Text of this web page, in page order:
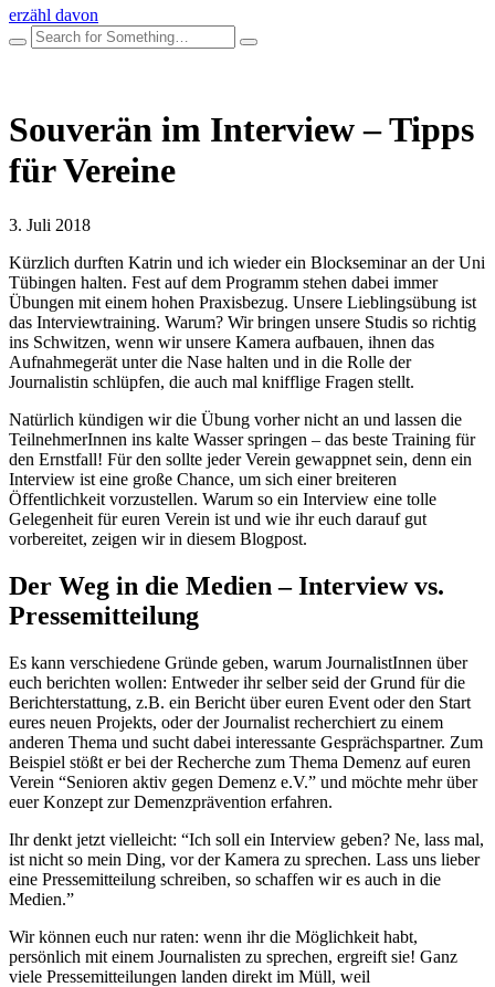
erzähl davon
Souverän im Interview – Tipps
für Vereine
3. Juli 2018
Kürzlich durften Katrin und ich wieder ein Blockseminar an der Uni
Tübingen halten. Fest auf dem Programm stehen dabei immer
Übungen mit einem hohen Praxisbezug. Unsere Lieblingsübung ist
das Interviewtraining. Warum? Wir bringen unsere Studis so richtig
ins Schwitzen, wenn wir unsere Kamera aufbauen, ihnen das
Aufnahmegerät unter die Nase halten und in die Rolle der
Journalistin schlüpfen, die auch mal knifflige Fragen stellt.
Natürlich kündigen wir die Übung vorher nicht an und lassen die
TeilnehmerInnen ins kalte Wasser springen – das beste Training für
den Ernstfall! Für den sollte jeder Verein gewappnet sein, denn ein
Interview ist eine große Chance, um sich einer breiteren
Öffentlichkeit vorzustellen. Warum so ein Interview eine tolle
Gelegenheit für euren Verein ist und wie ihr euch darauf gut
vorbereitet, zeigen wir in diesem Blogpost.
Der Weg in die Medien – Interview vs.
Pressemitteilung
Es kann verschiedene Gründe geben, warum JournalistInnen über
euch berichten wollen: Entweder ihrselber seid der Grund für die
Berichterstattung, z.B. ein Bericht über euren Event oder den Start
eures neuen Projekts, oder der Journalist recherchiert zu einem
anderen Thema und sucht dabei interessante Gesprächspartner. Zum
Beispiel stößt er bei der Recherche zum Thema Demenz auf euren
Verein “Senioren aktiv gegen Demenz e.V.” und möchte mehr über
euer Konzept zur Demenzprävention erfahren.
Ihr denkt jetzt vielleicht: “Ich soll ein Interview geben? Ne, lass mal,
ist nicht so mein Ding, vor der Kamera zu sprechen. Lass uns lieber
eine Pressemitteilung schreiben, so schaffen wir es auch in die
Medien.”
Wir können euch nur raten: wenn ihr die Möglichkeit habt,
persönlich mit einem Journalisten zu sprechen, ergreift sie! Ganz
viele Pressemitteilungen landen direkt im Müll, weil